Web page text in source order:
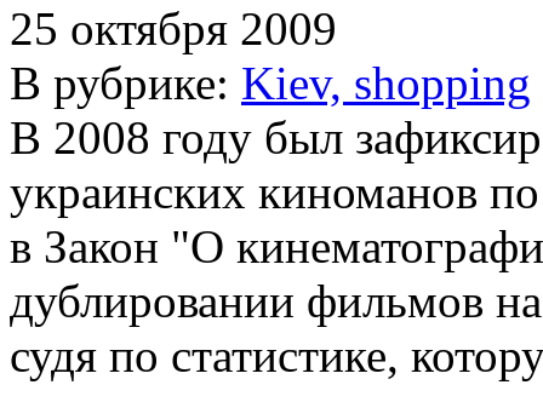
25 октября 2009
В рубрике: Kiev, shopping
В 2008 году был
украинских киноманов
в Закон "О
дублировании фильмов
судя по статистике,